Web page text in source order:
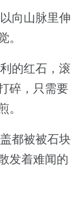
向山脉里伸
。
的红石，滚
碎，只需要
。
都被被石块
发着难闻的